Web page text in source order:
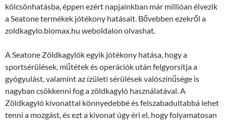
kölcsönhatásba, éppen ezért napjainkban már millióan élvezik
a Seatone termékek jótékony hatásait. Bővebben ezekről a
zoldkagylo.biomax.hu weboldalon olvashat.
A Seatone Zöldkagylók egyik jótékony hatása, hogy a
sportsérülések, műtétek és operációk után felgyorsítja a
gyógyulást, valamint az ízületi sérülések valószínűsége is
nagyban csökkenni fog a zöldkagyló használatával. A
Zöldkagyló kivonattal könnyedebbé és felszabadultabbá lehet
tenni a mozgást, és ezt a kivonat úgy éri el, hogy folyamatosan